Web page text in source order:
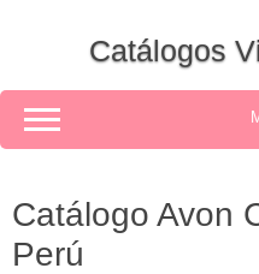
Catálogos
Catálogo Avon
Perú